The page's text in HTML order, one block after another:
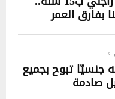
بفارق العمر
جنسيّا تبوح بجميع
صادمة